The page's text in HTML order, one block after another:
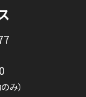
み）